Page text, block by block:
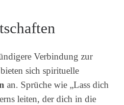
Verbindung zur
sich spirituelle
an. Sprüche wie „Lass dich
leiten, der dich in die